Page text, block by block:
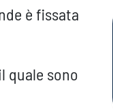
è fissata
quale sono